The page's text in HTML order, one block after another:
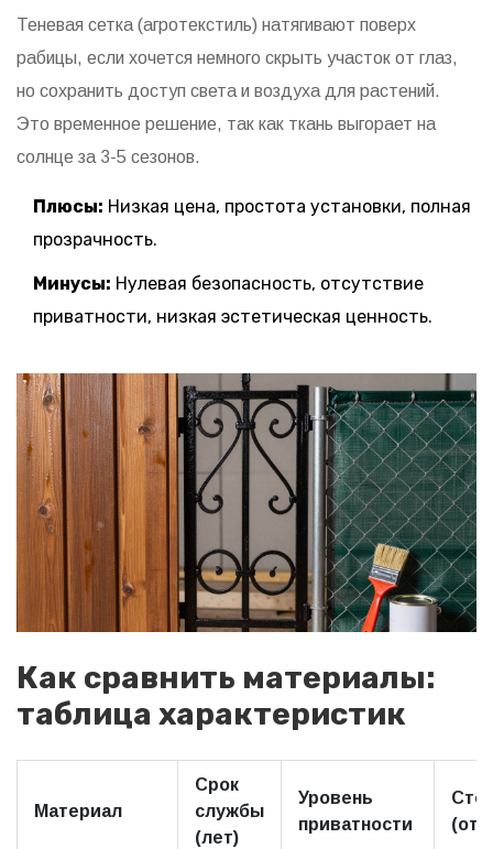
Теневая сетка (агротекстиль) натягивают поверх
рабицы, если хочется немного скрыть участок от глаз,
но сохранить доступ света и воздуха для растений.
Это временное решение, так как ткань выгорает на
солнце за 3-5 сезонов.
Плюсы: Низкая цена, простота установки, полная
прозрачность.
Минусы: Нулевая безопасность, отсутствие
приватности, низкая эстетическая ценность.
Как сравнить материалы:
таблица характеристик
Материал
Срок
службы
(лет)
Уровень
приватности